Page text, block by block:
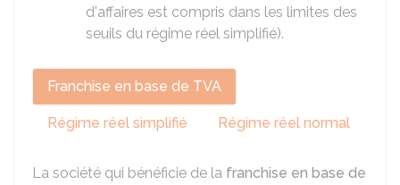
d'affaires est compris dans les limites des
seuils du régime réel simplifié).
Franchise en base de TVA
Régime réel simplifié Régime réel normal
La société qui bénéficie de la franchise en base de